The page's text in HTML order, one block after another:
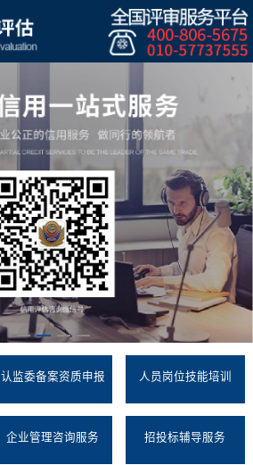
认监委备案资质申报 人员岗位技能培训
企业管理咨询服务 招投标辅导服务